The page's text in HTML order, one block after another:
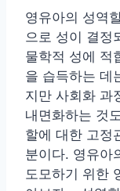
영유아의 성역
으로 성이 결정
물학적 성에 적
을 습득하는 데
지만 사회화 과
내면화하는 것
할에 대한 고정
분이다. 영유아
도모하기 위한